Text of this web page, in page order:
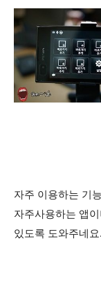
자주 이용하는 기
자주사용하는 앱
있도록 도와주네요.